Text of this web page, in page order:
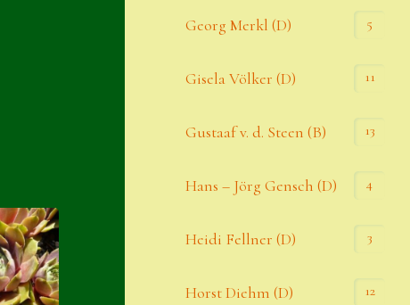
Translator
Versand
Versand von Semps
Georg Merkl (D) 5
Gisela Völker (D) 11
Gustaaf v. d. Steen (B) 13
Hans – Jörg Gensch (D) 4
Heidi Fellner (D) 3
Horst Diehm (D) 12